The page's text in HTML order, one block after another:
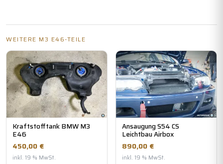
WEITERE M3 E46-TEILE
Kraftstofftank BMW M3
E46
450,00 €
inkl. 19 % MwSt.
Ansaugung S54 CS
Leichtbau Airbox
890,00 €
inkl. 19 % MwSt.